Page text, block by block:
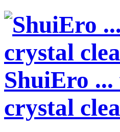
ShuiEro
crystal